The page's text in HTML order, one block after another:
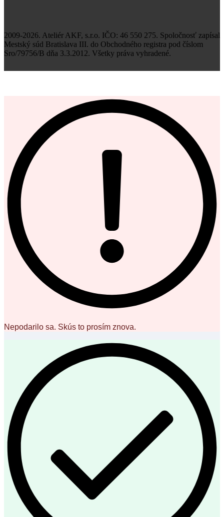
2009-2026. Ateliér AKF, s.r.o. IČO: 46 550 275. Spoločnosť zapísal
Mestský súd Bratislava III. do Obchodného registra pod číslom
Sro/79756/B dňa 3.3.2012. Všetky práva vyhradené.
Nepodarilo sa. Skús to prosím znova.